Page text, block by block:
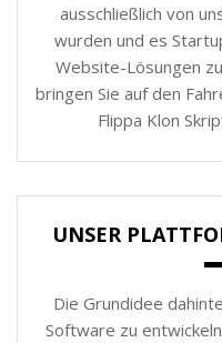
ausschließlich von
wurden und es
Website-Lösungen
bringen Sie auf den
Flippa Klon
UNSER
Die Grundidee
Software zu